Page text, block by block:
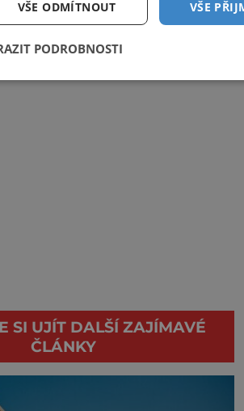
SI UJÍT DALŠÍ ZAJÍMAVÉ
ČLÁNKY
VŠE
VŠE ODMÍTNOUT
PODROBNOSTI